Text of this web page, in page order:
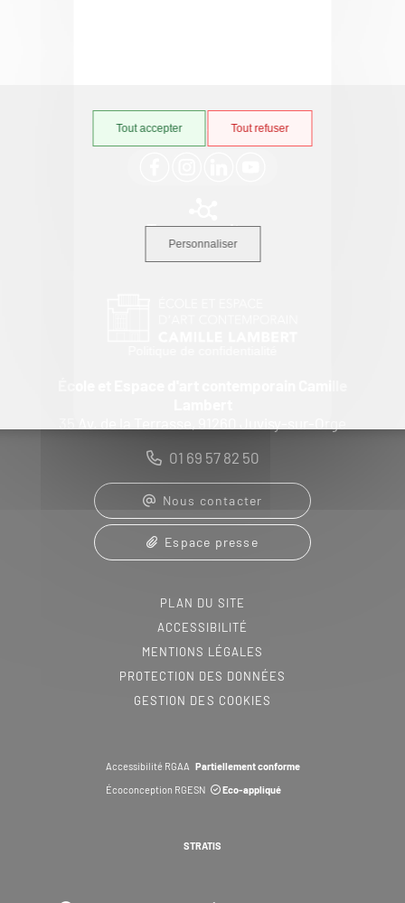
Tout accepter Tout refuser
Personnaliser
Suivez-nous
Tous nos sites
01 69 57 82 50
Nous contacter
Espace presse
PLAN DU SITE
ACCESSIBILITÉ
MENTIONS LÉGALES
PROTECTION DES DONNÉES
GESTION DES COOKIES
Accessibilité RGAA Partiellement conforme
Écoconception RGESN
Eco-appliqué
STRATIS